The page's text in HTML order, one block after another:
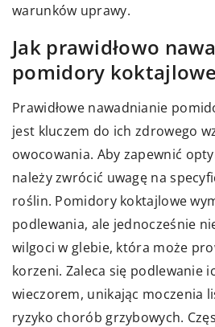
warunków uprawy.
Jak prawidłowo
pomidory koktajlowe
Prawidłowe nawadnianie
jest kluczem do ich zdrowego
owocowania. Aby zapewnić
należy zwrócić uwagę na
roślin. Pomidory koktajlowe
podlewania, ale jednocześnie
wilgoci w glebie, która może
korzeni. Zaleca się podlewanie
wieczorem, unikając moczenia
ryzyko chorób grzybowych.